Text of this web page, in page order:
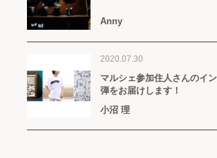
Anny
2020.07.30
マルシェ参加住人さんのイ
弾をお届けします！
小沼 理